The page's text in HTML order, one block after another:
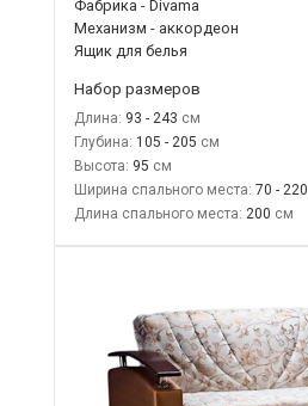
Фабрика - Divama
Механизм - аккордеон
Ящик для белья
Набор размеров
Длина: 93 - 243
Глубина: 105 - 205
Высота: 95
Ширина спального места: 70 - 220
Длина спального места: 200